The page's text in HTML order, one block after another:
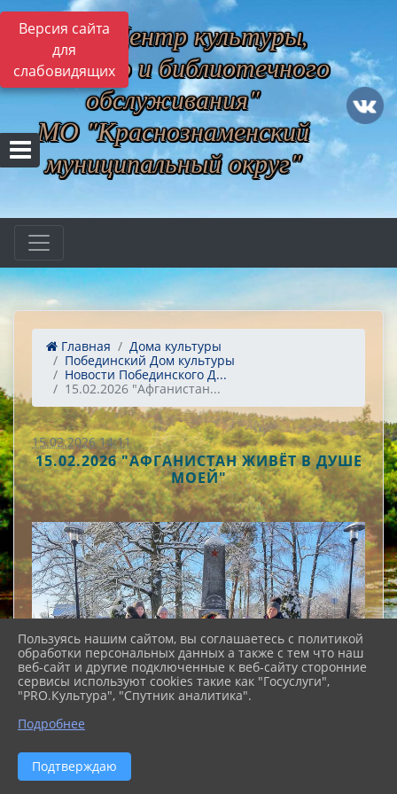
Версия сайта
для
слабовидящих
МБУ "Центр культуры,
музейного и библиотечного
обслуживания"
МО "Краснознаменский
муниципальный округ"
Главная
Дома культуры
Побединский Дом культуры
Новости Побединского Д...
15.02.2026 "Афганистан...
15.02.2026 14:11
15.02.2026 "АФГАНИСТАН ЖИВЁТ В ДУШЕ
МОЕЙ"
Пользуясь нашим сайтом, вы соглашаетесь с политикой
обработки персональных данных а также с тем что наш
веб-сайт и другие подключенные к веб-сайту сторонние
сервисы используют cookies такие как "Госуслуги",
"PRO.Культура", "Спутник аналитика".
Подробнее
Подтверждаю